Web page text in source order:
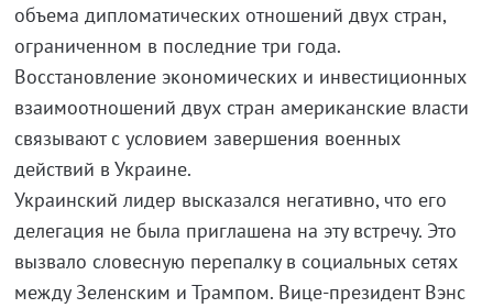
объема дипломатических отношений двух стран,
ограниченном в последние три года.
Восстановление экономических и инвестиционных
взаимоотношений двух стран американские власти
связывают с условием завершения военных
действий в Украине.
Украинский лидер высказался негативно, что его
делегация не была приглашена на эту встречу. Это
вызвало словесную перепалку в социальных сетях
между Зеленским и Трампом. Вице-президент Вэнс